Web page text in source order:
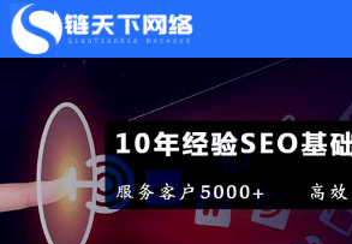
网站托管_网站托管代运